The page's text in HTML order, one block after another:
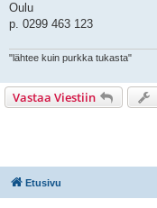
Oulu
p. 0299 463 123
"lähtee kuin purkka tukasta"
Vastaa Viestiin
Etusivu